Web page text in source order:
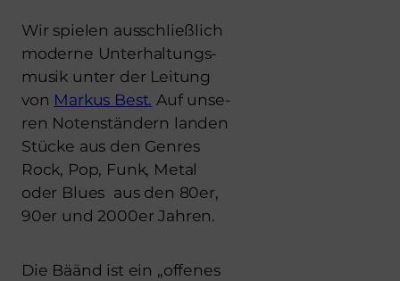
Wir spie­len aus­schließ­lich
moder­ne Unter­hal­tungs­
mu­sik unter der Lei­tung
von Mar­kus Best. Auf unse­
ren Noten­stän­dern lan­den
Stü­cke aus den Gen­res
Rock, Pop, Funk, Metal
oder Blues aus den 80er,
90er und 2000er Jah­ren.
Die Bäänd ist ein „offe­nes